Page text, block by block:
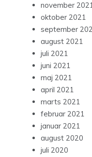
november
oktober 2021
september
august 2021
juli 2021
juni 2021
maj 2021
april 2021
marts 2021
februar 2021
januar 2021
august 2020
juli 2020